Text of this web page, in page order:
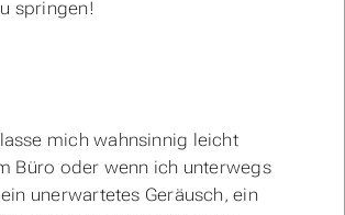
springen!
mich wahnsinnig leicht
Büro oder wenn ich unterwegs
unerwartetes Geräusch, ein